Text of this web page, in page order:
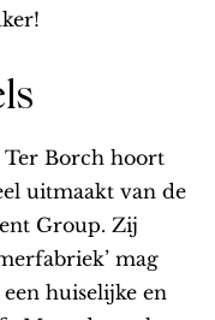
Borch hoort
uitmaakt van de
Group. Zij
mag
huiselijke en